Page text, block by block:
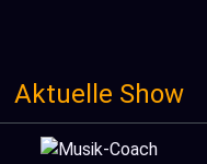
Aktuelle Show